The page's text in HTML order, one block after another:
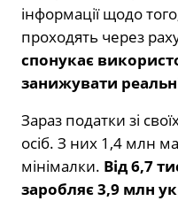
інформації щодо
проходять через
спонукає
занижувати
Зараз податки зі
осіб. З них 1,4 млн
мінімалки. Від 6,7
заробляє 3,9 млн